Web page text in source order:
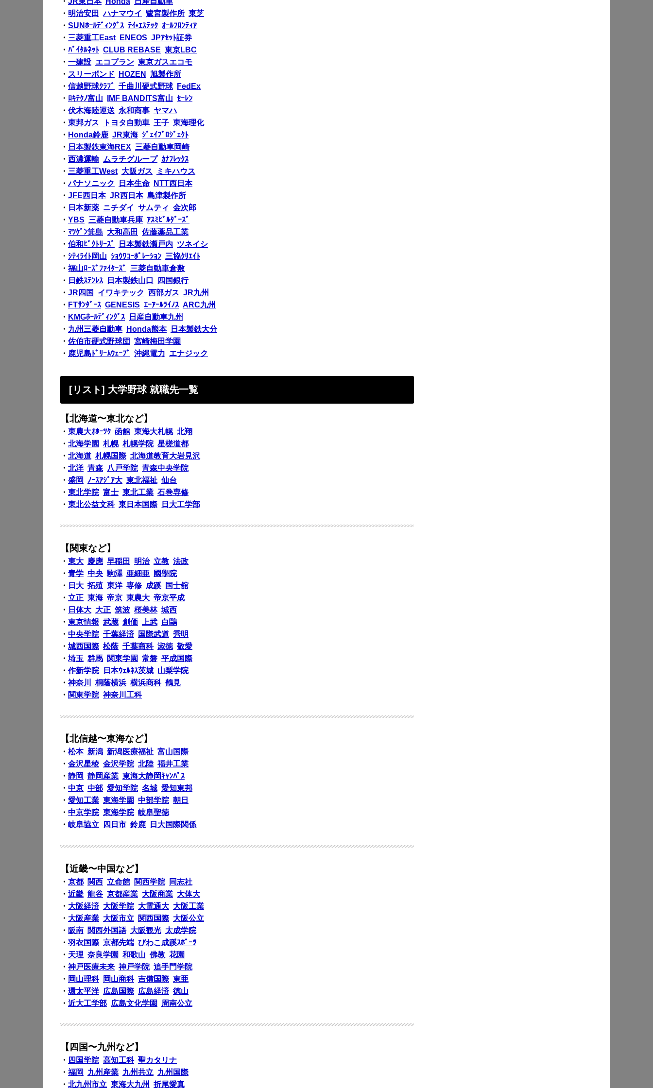
・ 明治安田 ハナマウイ 鷺宮製作所 東芝
・ SUNﾎｰﾙﾃﾞｨﾝｸﾞｽ ﾃｲ•ｴｽﾃｯｸ ｵｰﾙﾌﾛﾝﾃｨｱ
・ 三菱重工East ENEOS JPｱｾｯﾄ証券
・ ﾊﾞｲﾀﾙﾈｯﾄ CLUB REBASE 東京LBC
・ 一建設 エコプラン 東京ガスエコモ
・ スリーボンド HOZEN
旭製作所
・ 信越野球ｸﾗﾌﾞ 千曲川硬式野球
FedEx
・ ﾛｷﾃｸﾉ富山 IMF BANDITS富山 ｾｰﾚﾝ
・ 伏木海陸運送 永和商事 ヤマハ
・ 東邦ガス トヨタ自動車 王子 東海理化
・ Honda鈴鹿 JR東海 ｼﾞｪｲﾌﾟﾛｼﾞｪｸﾄ
・ 日本製鉄東海REX 三菱自動車岡崎
・ 西濃運輸 ムラチグループ ｶﾅﾌﾚｯｸｽ
・ 三菱重工West 大阪ガス
ミキハウス
・パナソニック 日本生命
NTT西日本
・ JFE西日本 JR西日本 島津製作所
・ 日本新薬 ニチダイ サムティ 金次郎
・ YBS 三菱自動車兵庫 ｱｽﾐﾋﾞﾙﾀﾞｰｽﾞ
・ ﾏﾂｹﾞﾝ箕島 大和高田
佐藤薬品工業
・ 伯和ﾋﾞｸﾄﾘｰｽﾞ 日本製鉄瀬戸内 ツネイシ
・ ｼﾃｨﾗｲﾄ岡山 ｼｮｳﾜｺｰﾎﾟﾚｰｼｮﾝ 三協ｸﾘｴｲﾄ
・福山ﾛｰｽﾞﾌｧｲﾀｰｽﾞ
三菱自動車倉敷
・ 日鉄ｽﾃﾝﾚｽ 日本製鉄山口
四国銀行
・ JR四国 イワキテック 西部ガス JR九州
・ FTｻﾝﾀﾞｰｽ GENESIS ｴｰｱｰﾙﾗｲﾉｽ ARC九州
・ KMGﾎｰﾙﾃﾞｨﾝｸﾞｽ
日産自動車九州
・ 九州三菱自動車 Honda熊本
日本製鉄大分
・ 佐伯市硬式野球団
宮崎梅田学園
・ 鹿児島ﾄﾞﾘｰﾑｳｪｰﾌﾞ 沖縄電力 エナジック
[リスト] 大学野球 就職先一覧
【北海道〜東北など】
・ 東農大ｵﾎｰﾂｸ 函館 東海大札幌 北翔
・ 北海学園 札幌 札幌学院 星槎道都
・ 北海道 札幌国際 北海道教育大岩見沢
・ 北洋 青森 八戸学院 青森中央学院
・ 盛岡 ﾉｰｽｱｼﾞｱ大 東北福祉 仙台
・ 東北学院 富士 東北工業 石巻専修
・ 東北公益文科 東日本国際 日大工学部
【関東など】
・ 東大 慶應 早稲田 明治 立教 法政
・ 青学 中央 駒澤 亜細亜
國學院
・ 日大 拓殖 東洋 専修 成蹊
国士舘
・ 立正 東海 帝京 東農大 帝京平成
・ 日体大 大正 筑波 桜美林 城西
・ 東京情報 武蔵 創価 上武 白鷗
・ 中央学院 千葉経済 国際武道 秀明
・ 城西国際 松蔭 千葉商科 淑徳 敬愛
・ 埼玉 群馬 関東学園 常磐 平成国際
・ 作新学院 日本ｳｪﾙﾈｽ茨城 山梨学院
・神奈川 桐蔭横浜 横浜商科 鶴見
・ 関東学院 神奈川工科
【北信越〜東海など】
・ 松本 新潟 新潟医療福祉 富山国際
・ 金沢星稜 金沢学院 北陸 福井工業
・ 静岡 静岡産業 東海大静岡ｷｬﾝﾊﾟｽ
・ 中京 中部 愛知学院 名城 愛知東邦
・ 愛知工業 東海学園 中部学院 朝日
・ 中京学院 東海学院 岐阜聖徳
・ 岐阜協立 四日市 鈴鹿 日大国際関係
【近畿〜中国など】
・ 京都 関西 立命館 関西学院
同志社
・ 近畿 龍谷 京都産業 大阪商業 大体大
・ 大阪経済 大阪学院 大電通大 大阪工業
・ 大阪産業 大阪市立 関西国際 大阪公立
・ 阪南 関西外国語 大阪観光 太成学院
・ 羽衣国際 京都先端 びわこ成蹊ｽﾎﾟｰﾂ
・ 天理 奈良学園 和歌山 佛教 花園
・神戸医療未来 神戸学院 追手門学院
・ 岡山理科 岡山商科 吉備国際 東亜
・ 環太平洋 広島国際 広島経済 徳山
・ 近大工学部 広島文化学園 周南公立
【四国〜九州など】
・ 四国学院 高知工科 聖カタリナ
・福岡 九州産業 九州共立 九州国際
・ 北九州市立 東海大九州 折尾愛真